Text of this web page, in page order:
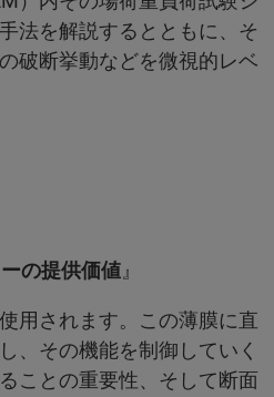
法を解説するとともに、そ
破断挙動などを微視的レベ
の提供価値 』
用されます。この薄膜に直
、その機能を制御していく
ことの重要性、そして断面